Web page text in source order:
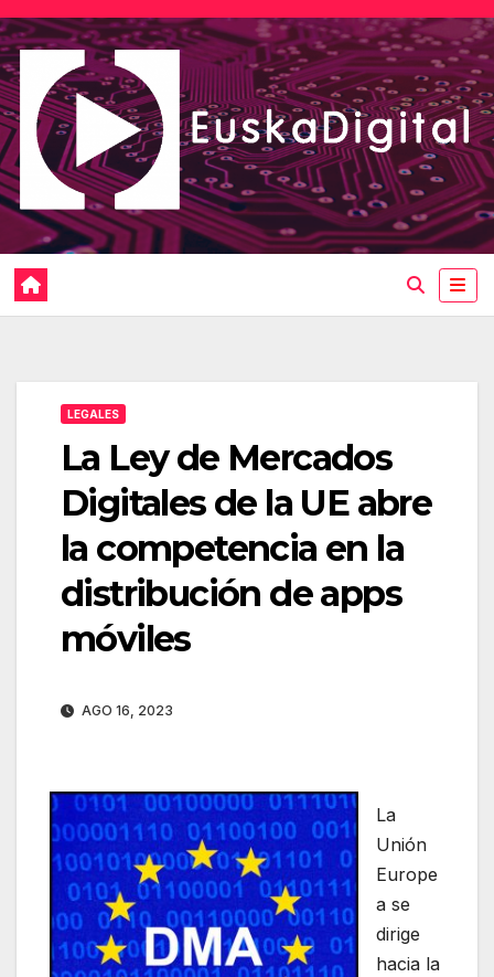
Saltar
al
contenido
LEGALES
La Ley de Mercados
Digitales de la UE abre
la competencia en la
distribución de apps
móviles
AGO 16, 2023
La
Unión
Europe
a se
dirige
hacia la